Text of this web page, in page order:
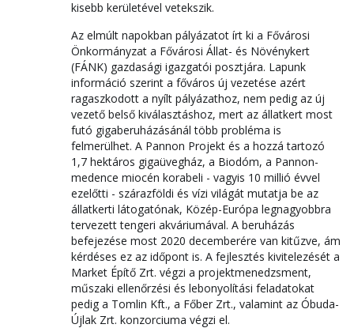
kisebb kerületével vetekszik.
Az elmúlt napokban pályázatot írt ki a Fővárosi
Önkormányzat a Fővárosi Állat- és Növénykert
(FÁNK) gazdasági igazgatói posztjára. Lapunk
információ szerint a főváros új vezetése azért
ragaszkodott a nyílt pályázathoz, nem pedig az új
vezető belső kiválasztáshoz, mert az állatkert most
futó gigaberuházásánál több probléma is
felmerülhet. A Pannon Projekt és a hozzá tartozó
1,7 hektáros gigaüvegház, a Biodóm, a Pannon-
medence miocén korabeli - vagyis 10 millió évvel
ezelőtti - szárazföldi és vízi világát mutatja be az
állatkerti látogatónak, Közép-Európa legnagyobbra
tervezett tengeri akváriumával. A beruházás
befejezése most 2020 decemberére van kitűzve, ám
kérdéses ez az időpont is. A fejlesztés kivitelezését a
Market Építő Zrt. végzi a projektmenedzsment,
műszaki ellenőrzési és lebonyolítási feladatokat
pedig a Tomlin Kft., a Főber Zrt., valamint az Óbuda-
Újlak Zrt. konzorciuma végzi el.